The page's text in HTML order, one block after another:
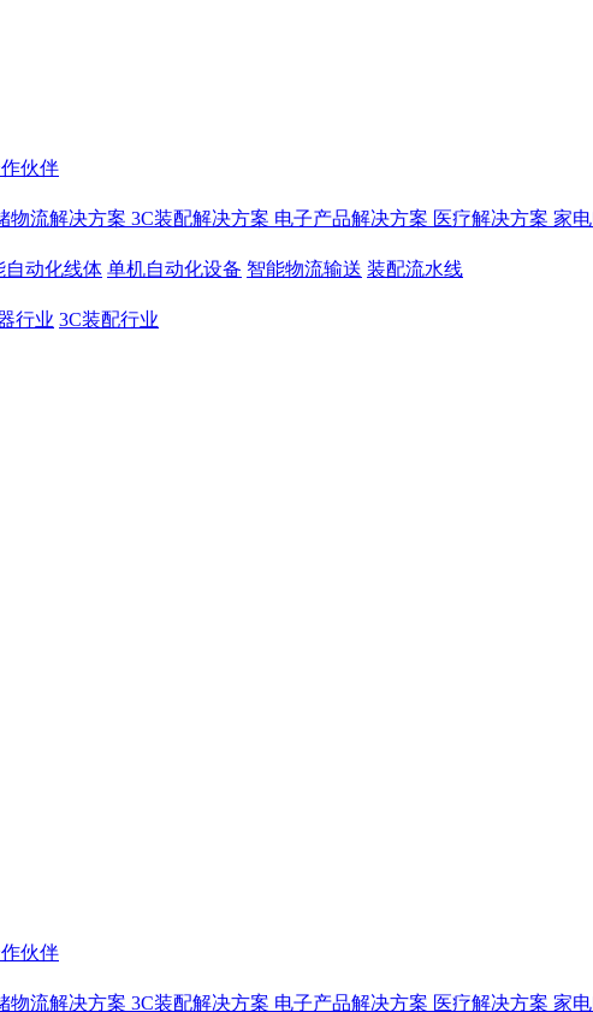
伙伴
物流解决方案 3C装配解决方案 电子产品解决方案 医疗解决方案 家
自动化线体 单机自动化设备 智能物流输送 装配流水线
行业 3C装配行业
伙伴
物流解决方案 3C装配解决方案 电子产品解决方案 医疗解决方案 家